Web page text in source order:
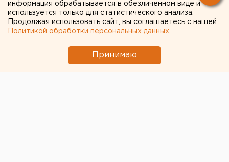
свердловского технопарка
информация обрабатывается в обезличенном виде и
используется только для статистического анализа.
Продолжая использовать сайт, вы соглашаетесь с нашей
Политикой обработки персональных данных
Принимаю